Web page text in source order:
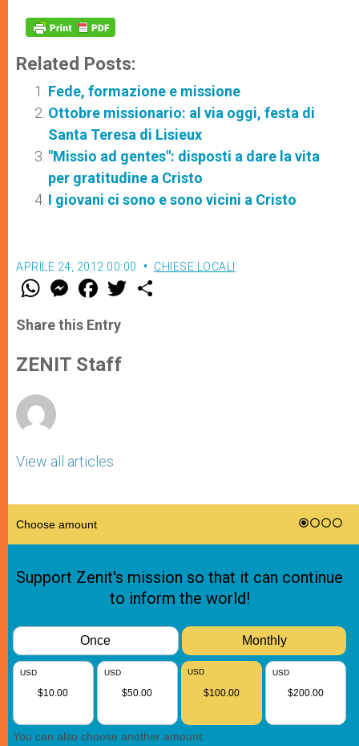
Related Posts:
Fede, formazione e missione
Ottobre missionario: al via oggi, festa di
Santa Teresa di Lisieux
"Missio ad gentes": disposti a dare la vita
per gratitudine a Cristo
I giovani ci sono e sono vicini a Cristo
APRILE 24, 2012 00:00 CHIESE LOCALI
W
t
s
p
p
M
e
s
e
g
e
F
a
e
b
o
k
w
Share this Entry
ZENIT Staff
View all articles